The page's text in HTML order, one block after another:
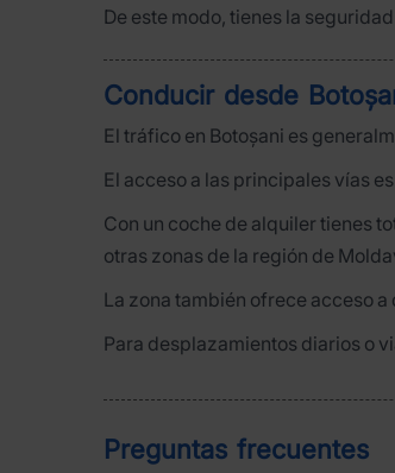
De este modo, tienes la
Conducir desde
El tráfico en Botoșani es
El acceso a las principales vías
Con un coche de alquiler tienes
otras zonas de la región de
La zona también ofrece acceso
Para desplazamientos diarios o
Preguntas frecuentes